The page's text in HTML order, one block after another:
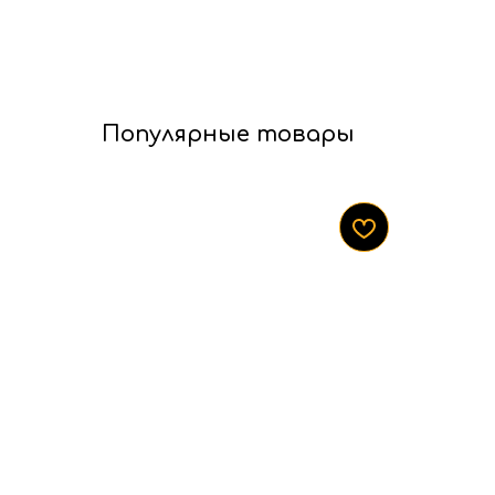
Популярные товары